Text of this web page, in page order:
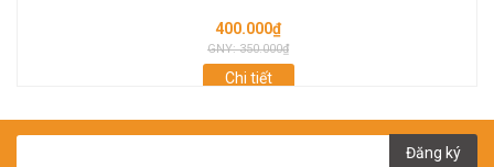
400.000₫
GNY: 350.000₫
Chi tiết
Đăng ký